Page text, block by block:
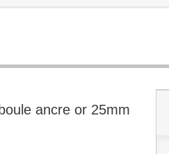
ancre or 25mm